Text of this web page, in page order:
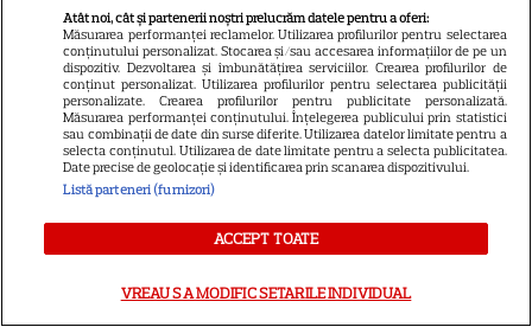
Sandra Oh dezvăluie de ce a
plecat din „Anatomia lui Grey”.
Discuția cu Shonda Rhimes
care a schimbat totul pentru
Atât noi, cât și partenerii noștri prelucrăm datele pentru a oferi:
Măsurarea performanței reclamelor. Utilizarea profilurilor pentru selectarea
conținutului personalizat. Stocarea și/sau accesarea informațiilor de pe un
dispozitiv. Dezvoltarea și îmbunătățirea serviciilor. Crearea profilurilor de
conținut personalizat. Utilizarea profilurilor pentru selectarea publicității
personalizate. Crearea profilurilor pentru publicitate personalizată.
Măsurarea performanței conținutului. Înțelegerea publicului prin statistici
sau combinații de date din surse diferite. Utilizarea datelor limitate pentru a
selecta conținutul. Utilizarea de date limitate pentru a selecta publicitatea.
Date precise de geolocație și identificarea prin scanarea dispozitivului.
Listă parteneri (furnizori)
ACCEPT TOATE
VREAU SA MODIFIC SETARILE INDIVIDUAL